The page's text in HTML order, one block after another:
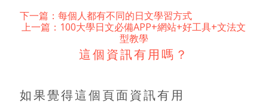
下一篇：每個人都有不同的日文學習方式
上一篇：100大學日文必備APP+網站+好工具+文法文
型教學
這個資訊有用嗎？
如果覺得這個頁面資訊有用